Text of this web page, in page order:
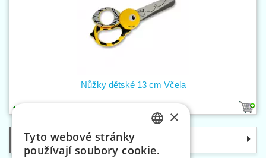
Nůžky dětské 13 cm Včela
Kategorie
×
Tyto webové stránky
používají soubory cookie.